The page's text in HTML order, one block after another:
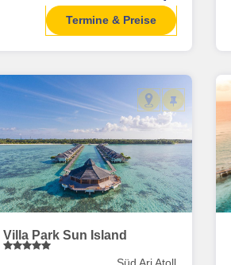
Termine & Preise
Villa Park Sun Island
Süd Ari Atoll